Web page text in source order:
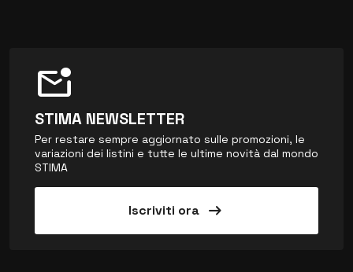
mark_email_unread
STIMA NEWSLETTER
Per restare sempre aggiornato sulle promozioni, le
variazioni dei listini e tutte le ultime novità dal mondo
STIMA
Iscriviti ora arrow_right_alt